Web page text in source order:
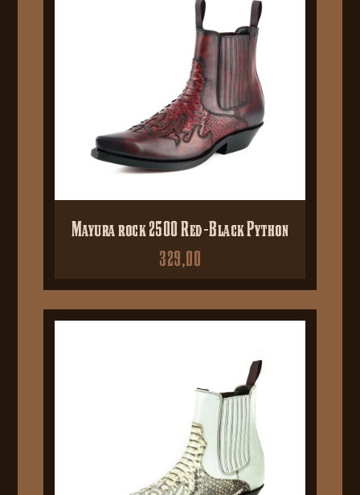
Mayura rock 2500 Red-Black Python
329,00